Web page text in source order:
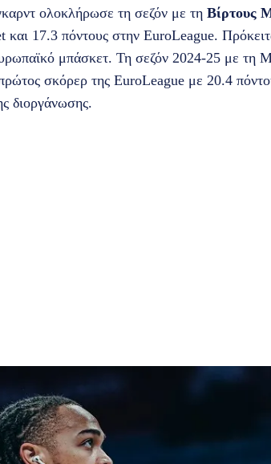
ολοκλήρωσε τη σεζόν με τη Βίρτους
17.3 πόντους στην EuroLeague.
μπάσκετ. Τη σεζόν 2024-25 με τη
σκόρερ της EuroLeague με 20.4
διοργάνωσης.